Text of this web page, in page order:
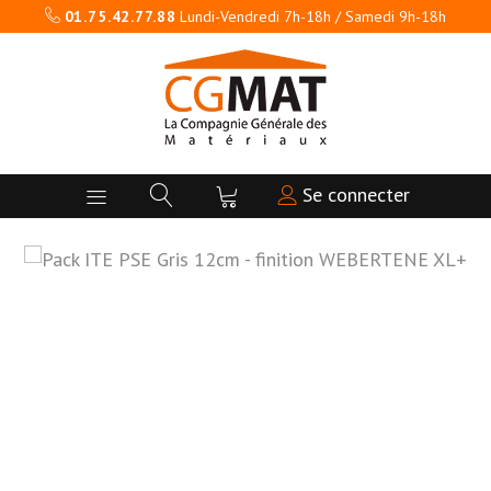
01.75.42.77.88 Lundi-Vendredi 7h-18h / Samedi 9h-18h
Se connecter